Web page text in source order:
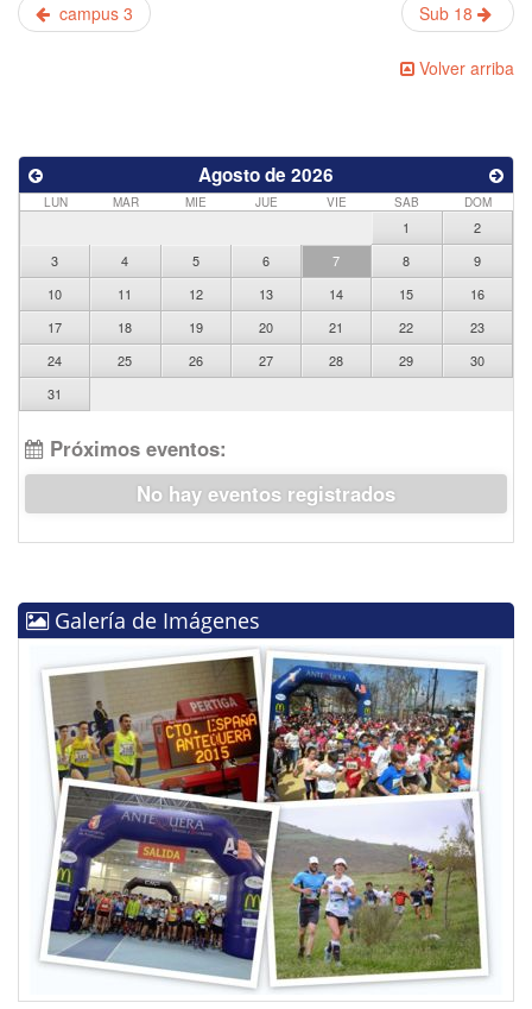
campus 3 Sub 18
Volver arriba
Agosto de 2026
LUN MAR MIE JUE VIE SAB DOM
1
2
3
4 5 6 7 8
9
10
11 12 13 14 15
16
17
18 19 20 21 22
23
24
25 26 27 28 29
30
31
Próximos eventos:
No hay eventos registrados
Galería de Imágenes